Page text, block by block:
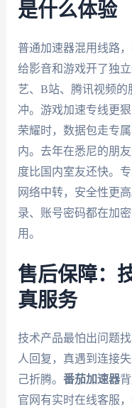
是什么体验
普通加速器混用线路
给影音和游戏开了独
艺、B站、腾讯视频
冲。游戏加速专线更
荣耀时，数据包走专
内。去年在悉尼的朋
度比国内室友还快。
网络中转，安全性更
录、账号密码都在加
用。
售后保障：
真服务
技术产品最怕出问题
人回复，真遇到连接
己折腾。 番茄加速器
官网有实时在线客服